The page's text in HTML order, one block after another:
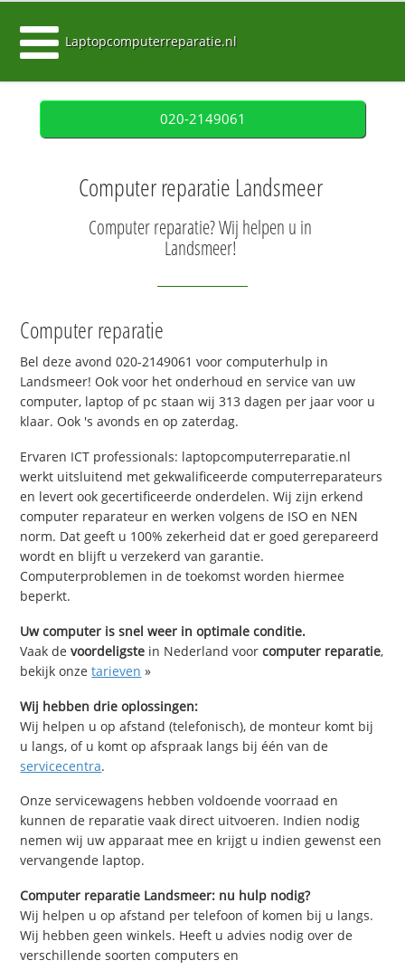
Laptopcomputerreparatie.nl
020-2149061
Computer reparatie Landsmeer
Computer reparatie? Wij helpen u in
Landsmeer!
Computer reparatie
Bel deze avond 020-2149061 voor computerhulp in
Landsmeer! Ook voor het onderhoud en service van uw
computer, laptop of pc staan wij 313 dagen per jaar voor u
klaar. Ook 's avonds en op zaterdag.
Ervaren ICT professionals: laptopcomputerreparatie.nl
werkt uitsluitend met gekwalificeerde computerreparateurs
en levert ook gecertificeerde onderdelen. Wij zijn erkend
computer reparateur en werken volgens de ISO en NEN
norm. Dat geeft u 100% zekerheid dat er goed gerepareerd
wordt en blijft u verzekerd van garantie.
Computerproblemen in de toekomst worden hiermee
beperkt.
Uw computer is snel weer in optimale conditie.
Vaak devoordeligste in Nederland voorcomputer reparatie,
bekijk onzetarieven »
Wij hebben drie oplossingen:
Wij helpen u op afstand (telefonisch), de monteur komt bij
u langs, of u komt op afspraak langs bij één van de
servicecentra.
Onze servicewagens hebben voldoende voorraad en
kunnen de reparatie vaak direct uitvoeren. Indien nodig
nemen wij uw apparaat mee en krijgt u indien gewenst een
vervangende laptop.
Computer reparatie Landsmeer: nu hulp nodig?
Wij helpen u op afstand per telefoon of komen bij u langs.
Wij hebben geen winkels. Heeft u advies nodig over de
verschillende soorten computers en